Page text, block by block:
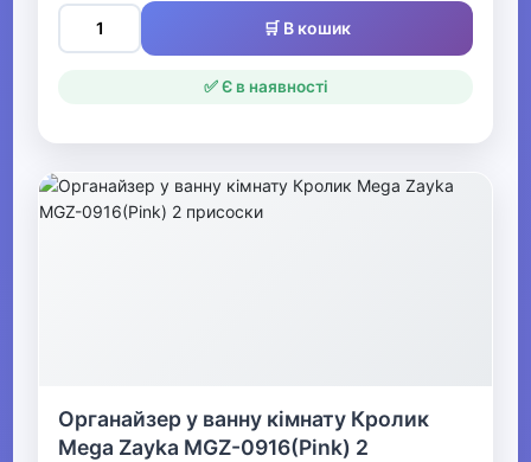
🛒 В кошик
✅ Є в наявності
Органайзер у ванну кімнату Кролик
Mega Zayka MGZ-0916(Pink) 2